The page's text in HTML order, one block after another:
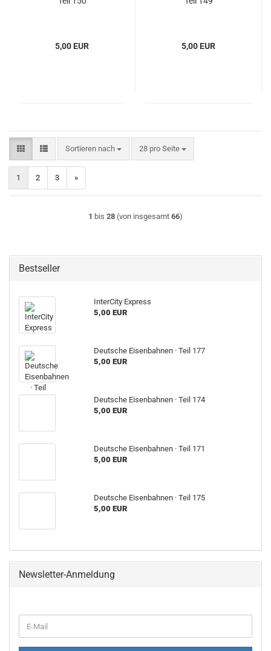
5,00 EUR 5,00 EUR
Sortieren nach
Sortieren nach 28 pro Seite
pro Seite
1 2 3 »
1 bis 28 (von insgesamt 66)
Bestseller
InterCity Express
5,00 EUR
Deutsche Eisenbahnen · Teil 177
5,00 EUR
Deutsche Eisenbahnen · Teil 174
5,00 EUR
Deutsche Eisenbahnen · Teil 171
5,00 EUR
Deutsche Eisenbahnen · Teil 175
5,00 EUR
Newsletter-Anmeldung
ZUR
E-
Mail